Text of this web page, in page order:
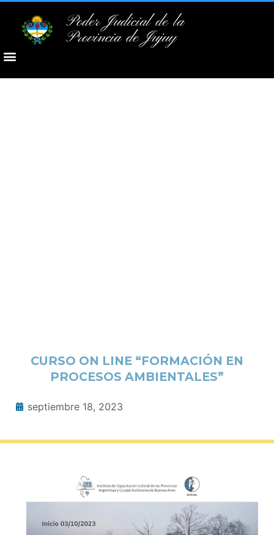
Poder Judicial de la
Provincia de Jujuy
CURSO ON LINE “FORMACIÓN EN
PROCESOS AMBIENTALES”
septiembre 18, 2023